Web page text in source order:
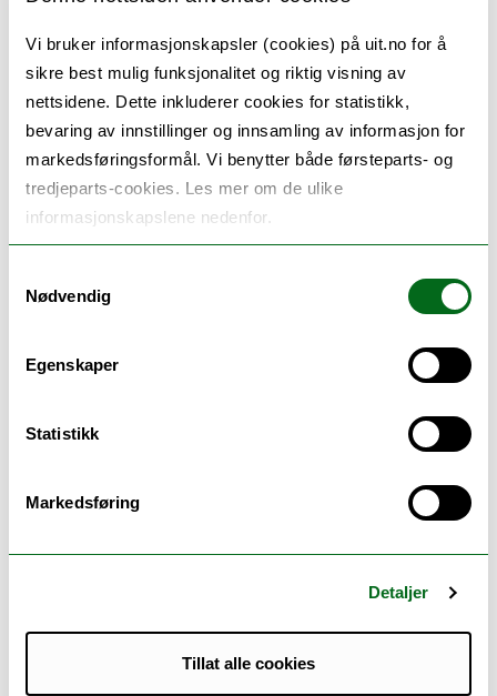
Vi bruker informasjonskapsler (cookies) på uit.no for å
sikre best mulig funksjonalitet og riktig visning av
nettsidene. Dette inkluderer cookies for statistikk,
bevaring av innstillinger og innsamling av informasjon for
markedsføringsformål. Vi benytter både førsteparts- og
tredjeparts-cookies. Les mer om de ulike
informasjonskapslene nedenfor.
Nødvendig
Egenskaper
Statistikk
Markedsføring
Detaljer
Tillat alle cookies
Ánde Somby
Førsteamanuensis
Øyvind Ravna (Prosjektleder)
Professor
Forsker
Nigel Bankes
Niklas Jonsson